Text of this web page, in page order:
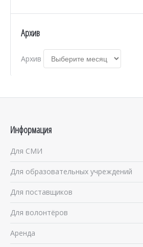
Архив
Архив
Информация
Для СМИ
Для образовательных учреждений
Для поставщиков
Для волонтёров
Аренда